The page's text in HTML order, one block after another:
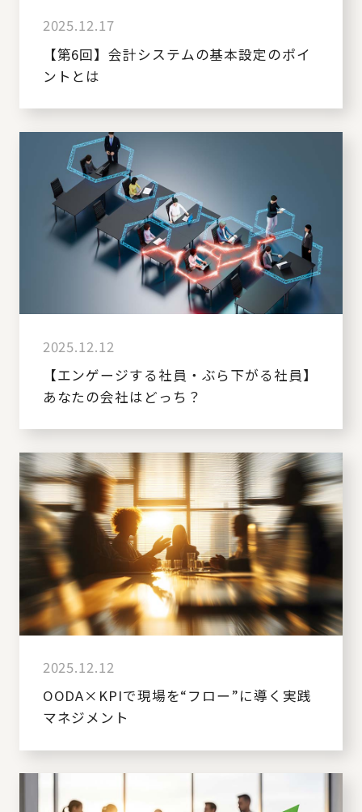
2025.12.17
【第6回】会計システムの基本設定のポイ
ントとは
2025.12.12
【エンゲージする社員・ぶら下がる社員】
あなたの会社はどっち？
2025.12.12
OODA×KPIで現場を“フロー”に導く実践
マネジメント